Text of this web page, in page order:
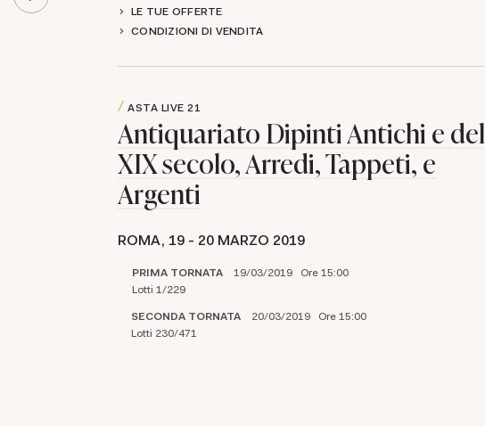
LE TUE OFFERTE
CONDIZIONI DI VENDITA
ASTA LIVE 21
Antiquariato Dipinti Antichi e del
XIX secolo, Arredi, Tappeti, e
Argenti
ROMA, 19 - 20 MARZO 2019
PRIMA TORNATA 19/03/2019 Ore 15:00
Lotti 1/229
SECONDA TORNATA 20/03/2019 Ore 15:00
Lotti 230/471